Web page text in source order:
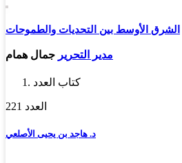
الشرق الأوسط بين التحديات والطموحات
مدير التحرير جمال همام
كتاب العدد
العدد 221
د. هاجد بن يحيى الأصلعي